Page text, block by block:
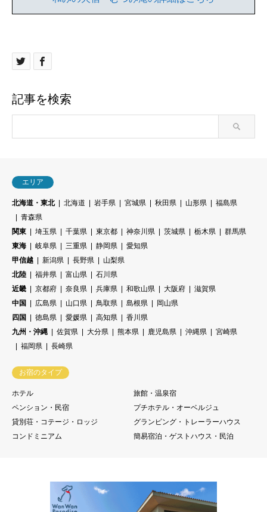
記事を検索
エリア
北海道・東北 北海道 岩手県 宮城県 秋田県 山形県
福島県
青森県
関東
埼玉県 千葉県 東京都 神奈川県 茨城県 栃木県
群馬県
東海
岐阜県 三重県 静岡県
愛知県
甲信越
新潟県 長野県
山梨県
北陸
福井県 富山県
石川県
近畿
京都府 奈良県 兵庫県 和歌山県 大阪府
滋賀県
中国
広島県 山口県 鳥取県 島根県
岡山県
四国
徳島県 愛媛県 高知県
香川県
九州・沖縄
佐賀県 大分県 熊本県 鹿児島県 沖縄県
宮崎県
福岡県
長崎県
お宿のタイプ
ホテル
旅館・温泉宿
ペンション・民宿
プチホテル・オーベルジュ
貸別荘・コテージ・ロッジ
グランピング・トレーラーハウス
コンドミニアム
簡易宿泊・ゲストハウス・民泊